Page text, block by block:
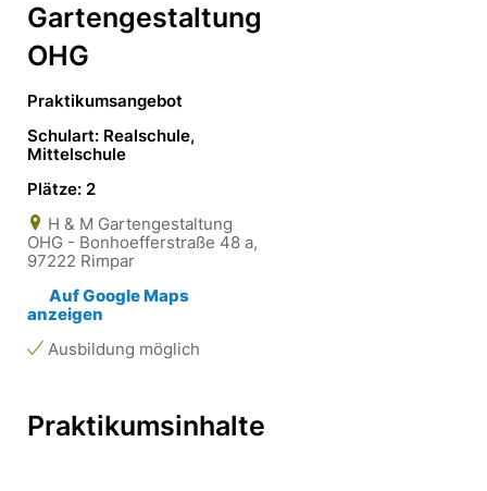
Gartengestaltung
OHG
Praktikumsangebot
Schulart: Realschule,
Mittelschule
Plätze: 2
H & M Gartengestaltung
OHG - Bonhoefferstraße 48 a,
97222 Rimpar
Auf Google Maps
anzeigen
Ausbildung möglich
Praktikumsinhalte